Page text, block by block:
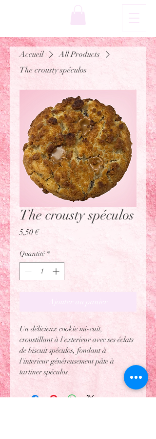
Accueil
All Products
The crousty spéculos
The crousty spéculos
5,50 €Prix
Quantité *
Ajouter au panier
Un délicieux cookie mi-cuit,
croustillant à l'exterieur avec ses éclats
de biscuit spéculos, fondant à
l'interieur généreusement pâte à
tartiner spéculos.